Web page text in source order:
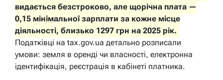
видається безстроково, але щорічна плата —
0,15 мінімальної зарплати за кожне місце
діяльності, близько 1297 грн на 2025 рік.
Податківці на tax.gov.ua детально розписали
умови: земля в оренді чи власності, електронна
ідентифікація, реєстрація в кабінеті платника.